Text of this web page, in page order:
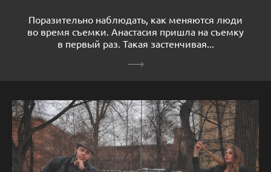
Поразительно наблюдать, как меняются люди
во время съемки. Анастасия пришла на съемку
в первый раз. Такая застенчивая...